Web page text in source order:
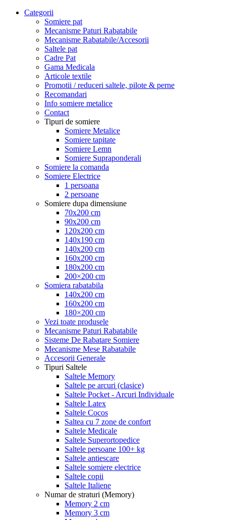
Categorii
Somiere pat
Mecanisme Paturi Rabatabile
Mecanisme Rabatabile/Accesorii
Saltele pat
Cadre Pat
Gama Medicala
Articole textile
Promotii / reduceri saltele, pilote & perne
Recomandari
Info somiere metalice
Contact
Tipuri de somiere
Somiere Metalice
Somiere tapitate
Somiere Lemn
Somiere Supraponderali
Somiere la comanda
Somiere Electrice
1 persoana
2 persoane
Somiere dupa dimensiune
70x200 cm
90x200 cm
120x200 cm
140x190 cm
140x200 cm
160x200 cm
180x200 cm
200×200 cm
Somiera rabatabila
140x200 cm
160x200 cm
180×200 cm
Vezi toate produsele
Mecanisme Paturi Rabatabile
Sisteme De Rabatare Somiere
Mecanisme Mese Rabatabile
Accesorii Generale
Tipuri Saltele
Saltele Memory
Saltele pe arcuri (clasice)
Saltele Pocket - Arcuri Individuale
Saltele Latex
Saltele Cocos
Saltea cu 7 zone de confort
Saltele Medicale
Saltele Superortopedice
Saltele persoane 100+ kg
Saltele antiescare
Saltele somiere electrice
Saltele copii
Saltele Italiene
Numar de straturi (Memory)
Memory 2 cm
Memory 3 cm